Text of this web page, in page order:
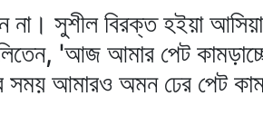
না। সুশীল বিরক্ত হইয়া
'আজ আমার পেট
সময় আমারও অমন ঢের পেট